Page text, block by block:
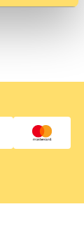
gebruiken
te
onze site
en
onze